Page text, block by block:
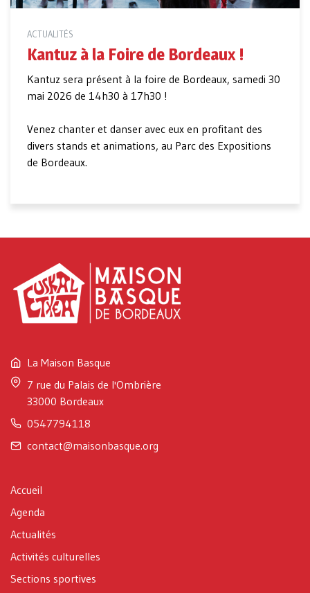
ACTUALITÉS
Kantuz à la Foire de Bordeaux !
Kantuz sera présent à la foire de Bordeaux, samedi 30
mai 2026 de 14h30 à 17h30 !
Venez chanter et danser avec eux en profitant des
divers stands et animations, au Parc des Expositions
de Bordeaux.
La Maison Basque
7 rue du Palais de l'Ombrière
33000 Bordeaux
0547794118
contact@maisonbasque.org
Accueil
Agenda
Actualités
Activités culturelles
Sections sportives